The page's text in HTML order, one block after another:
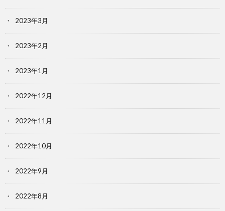
2023年3月
2023年2月
2023年1月
2022年12月
2022年11月
2022年10月
2022年9月
2022年8月